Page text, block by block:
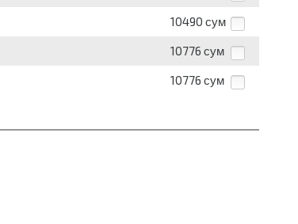
10490 сум
10776 сум
10776 сум